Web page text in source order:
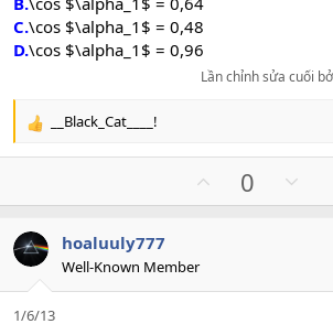
C.\cos $\alpha_1$ = 0,48
D.\cos $\alpha_1$ = 0,96
Lần chỉnh sửa cuối
R
t
i
o
n
s
:
__Black_Cat____!
p
e
0
o
o
hoaluuly777
Well-Known Member
1/6/13